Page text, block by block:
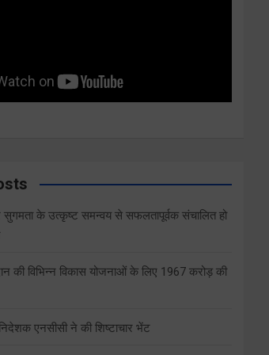
सुगमता के उत्कृष्ट समन्वय से सफलतापूर्वक संचालित हो
की विभिन्न विकास योजनाओं के लिए 1967 करोड़ की
एनसीसी ने की शिष्टाचार भेंट